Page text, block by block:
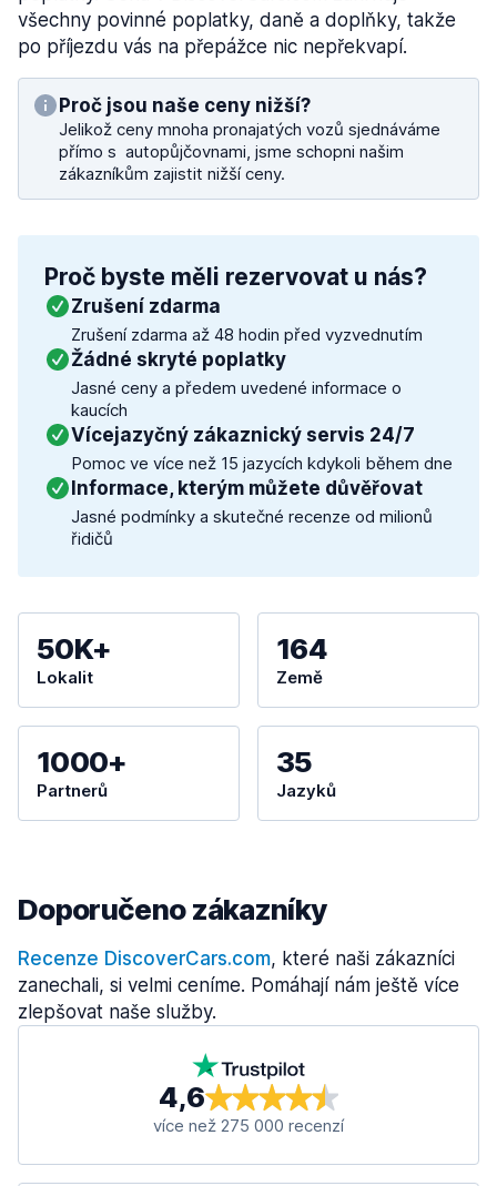
všechny povinné poplatky, daně a doplňky, takže
po příjezdu vás na přepážce nic nepřekvapí.
Proč jsou naše ceny nižší?
Jelikož ceny mnoha pronajatých vozů sjednáváme
přímo s autopůjčovnami, jsme schopni našim
zákazníkům zajistit nižší ceny.
Proč byste měli rezervovat u nás?
Zrušení zdarma
Zrušení zdarma až 48 hodin před vyzvednutím
Žádné skryté poplatky
Jasné ceny a předem uvedené informace o
kaucích
Vícejazyčný zákaznický servis 24/7
Pomoc ve více než 15 jazycích kdykoli během dne
Informace, kterým můžete důvěřovat
Jasné podmínky a skutečné recenze od milionů
řidičů
50K+
Lokalit
164
Země
1000+
Partnerů
35
Jazyků
Doporučeno zákazníky
Recenze DiscoverCars.com, které naši zákazníci
zanechali, si velmi ceníme. Pomáhají nám ještě více
zlepšovat naše služby.
4,6
více než 275 000 recenzí